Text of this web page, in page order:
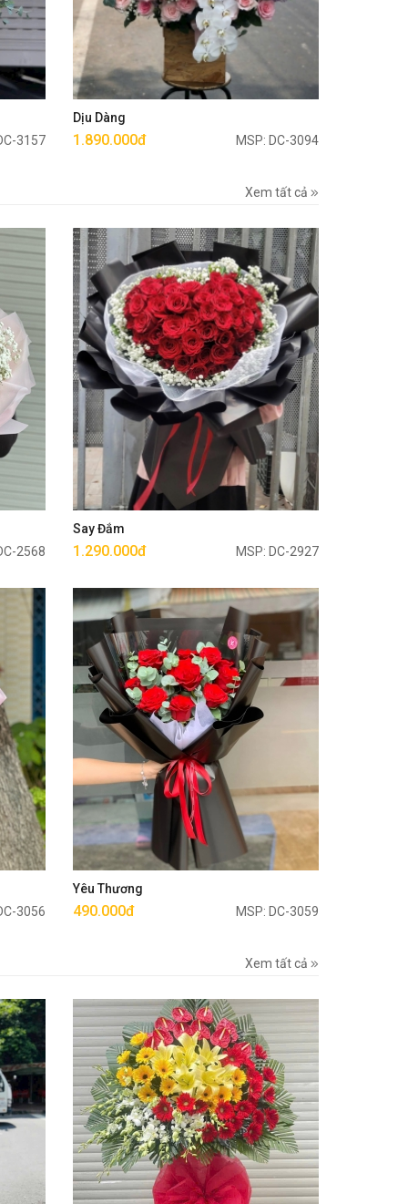
3157
Dịu Dàng
1.890.000đ MSP: DC-3094
Mua ngay
Xem tất cả
2568
Say Đắm
1.290.000đ MSP: DC-2927
Mua ngay
3056
Yêu Thương
490.000đ MSP: DC-3059
Mua ngay
Xem tất cả